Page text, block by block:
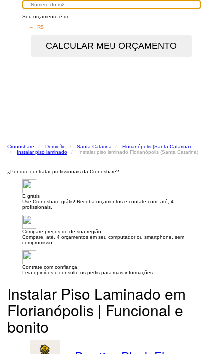
Seu orçamento é de:
– R$
Cronoshare Domicílio Santa Catarina
Florianópolis (Santa Catarina)
Instalar piso laminado
Instalar piso laminado Florianópolis (Santa Catarina)
¿Por que contratar profissionais da Cronoshare?
É grátis
Use Cronoshare grátis! Receba orçamentos e contate com, até, 4
profissionais.
Compare preços de de sua região.
Compare, até, 4 orçamentos em seu computador ou smartphone, sem
compromisso.
Contrate com confiança.
Leia opiniões e consulte os perfis para mais informações.
Instalar Piso Laminado em
Florianópolis | Funcional e
bonito